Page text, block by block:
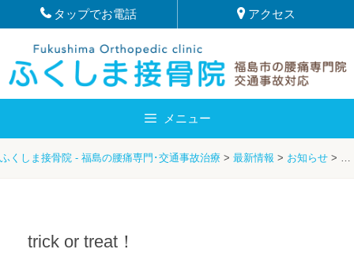
to
content
タップでお電話 アクセス
メニュー
ふくしま接骨院 - 福島の腰痛専門･交通事故治療 > 最新情報 > お知らせ > や
trick or treat！